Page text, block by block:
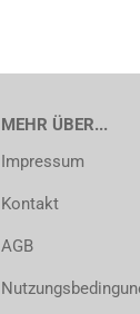
MEHR ÜBER...
Impressum
Kontakt
AGB